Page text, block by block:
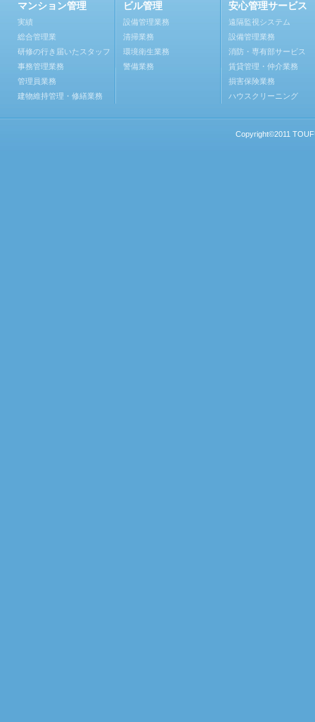
マンション管理
実績
総合管理業
研修の行き届いたスタッフ
事務管理業務
管理員業務
建物維持管理・修繕業務
ビル管理
設備管理業務
清掃業務
環境衛生業務
警備業務
安心管理サービス
遠隔監視システム
設備管理業務
消防・専有部サービス
賃貸管理・仲介業務
損害保険業務
ハウスクリーニング
Copyright©2011